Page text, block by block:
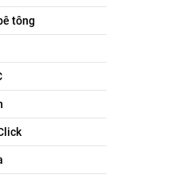
tông